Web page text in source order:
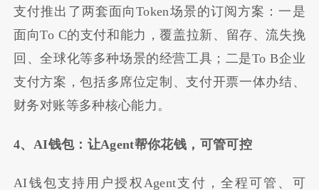
支付推出了两套面向Token场景的订阅方案：一是
面向To C的支付和能力，覆盖拉新、留存、流失挽
回、全球化等多种场景的经营工具；二是To B企业
支付方案，包括多席位定制、支付开票一体办结、
财务对账等多种核心能力。
4、AI钱包：让Agent帮你花钱，可管可控
AI钱包支持用户授权Agent支付，全程可管、可